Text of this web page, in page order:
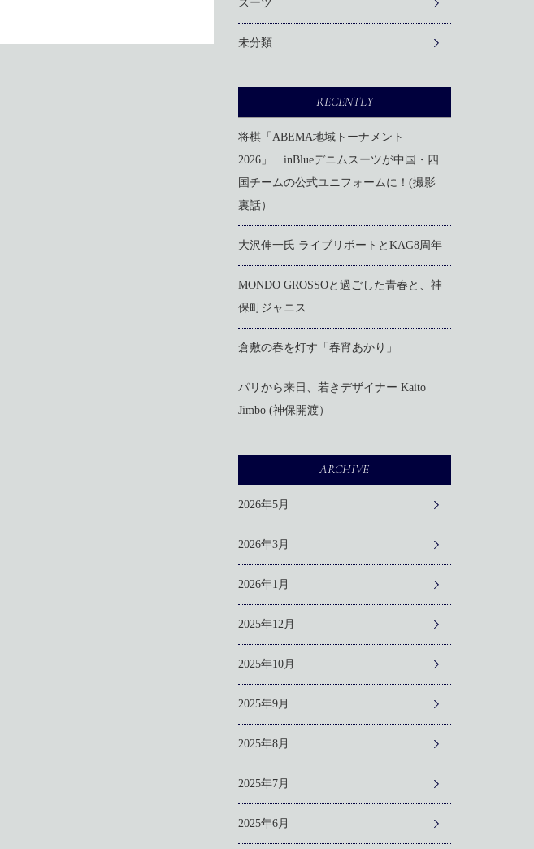
スーツ
未分類
RECENTLY
将棋「ABEMA地域トーナメント
2026」 inBlueデニムスーツが中国・四
国チームの公式ユニフォームに！(撮影
裏話）
大沢伸一氏 ライブリポートとKAG8周年
MONDO GROSSOと過ごした青春と、神
保町ジャニス
倉敷の春を灯す「春宵あかり」
パリから来日、若きデザイナー Kaito
Jimbo (神保開渡）
ARCHIVE
2026年5月
2026年3月
2026年1月
2025年12月
2025年10月
2025年9月
2025年8月
2025年7月
2025年6月